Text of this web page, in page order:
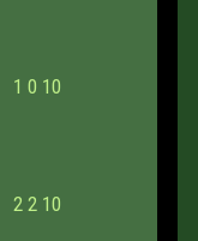
1 0 10
2 2 10